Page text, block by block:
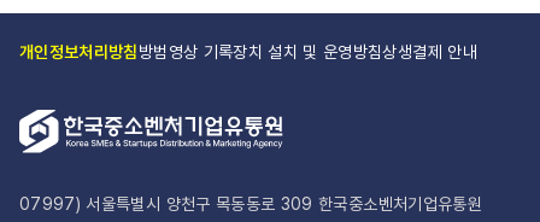
개인정보처리방침방범영상 기록장치 설치 및 운영방침상생결제 안내
07997) 서울특별시 양천구 목동동로 309 한국중소벤처기업유통원